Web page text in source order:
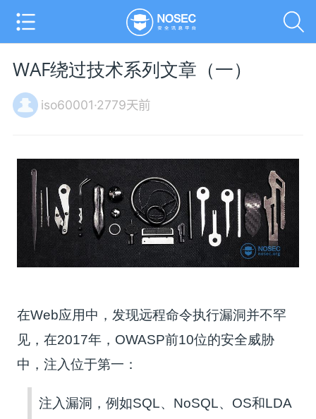
WAF绕过技术系列文章（一）
iso60001·2779天前
在Web应用中，发现远程命令执行漏洞并不罕
见，在2017年，OWASP前10位的安全威胁
中，注入位于第一：
注入漏洞，例如SQL、NoSQL、OS和LDA